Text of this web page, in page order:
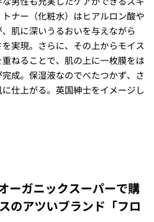
ナー（化粧水）はヒアルロン酸や
肌に深いうるおいを与えながら
実現。さらに、その上からモイス
ねることで、肌の上に一枚膜をは
成。保湿液なのでべたつかず、さ
仕上がる。英国紳士をイメージし
ーガニックスーパーで購
のアツいブランド「フロ